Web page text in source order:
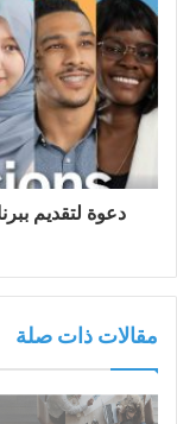
دعوة لتقديم
مقالات ذات صلة